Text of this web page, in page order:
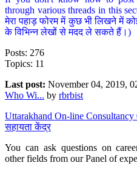
through various threads in this
मेरा पहाड़ फोरम में कुछ भी लिखने में
के विभिन्न लेखों से मदद ले सकते हैं।)
Posts: 276
Topics: 11
Last post: November 04, 2019,
Who Wi... by rbrbist
Uttarakhand On-line
सहायता केंद्र
You can ask questions on
other fields from our Panel of